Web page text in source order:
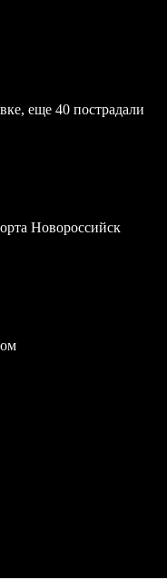
еще 40 пострадали
Новороссийск